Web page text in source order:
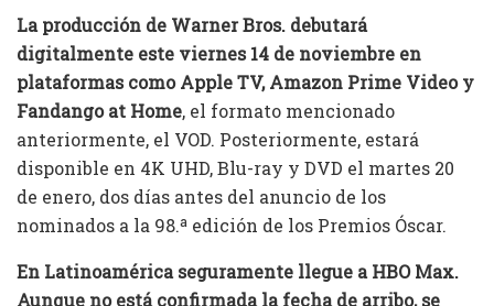
La producción de Warner Bros. debutará
digitalmente este viernes 14 de noviembre en
plataformas como Apple TV, Amazon Prime Video y
Fandango at Home, el formato mencionado
anteriormente, el VOD. Posteriormente, estará
disponible en 4K UHD, Blu-ray y DVD el martes 20
de enero, dos días antes del anuncio de los
nominados a la 98.ª edición de los Premios Óscar.
En Latinoamérica seguramente llegue a HBO Max.
Aunque no está confirmada la fecha de arribo, se